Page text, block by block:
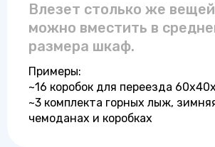
Влезет столько же
можно вместить в
размера шкаф.
Примеры:
~16 коробок для переезда
~3 комплекта горных лыж,
чемоданах и коробках